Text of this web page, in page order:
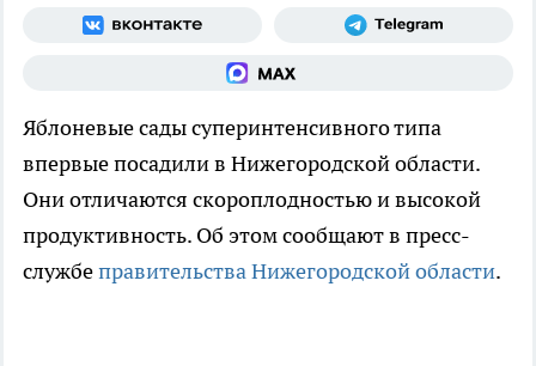
Яблоневые сады суперинтенсивного типа
впервые посадили в Нижегородской области.
Они отличаются скороплодностью и высокой
продуктивность. Об этом сообщают в пресс-
службеправительства Нижегородской области.